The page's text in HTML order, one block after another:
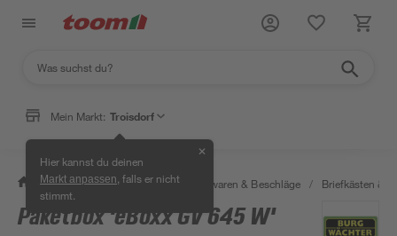
Mein Markt: Troisdorf
Hier kannst du deinen
Markt anpassen , falls er nicht
stimmt.
✕
/ Werkstatt & Maschinen / Eisenwaren & Beschläge / Briefkästen &
Paketbox 'eBoxx GV 645 W'